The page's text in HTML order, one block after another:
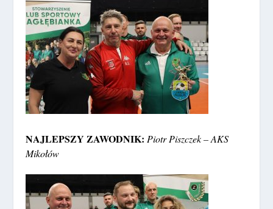
NAJLEPSZY ZAWODNIK:Piotr Piszczek – AKS
Mikołów